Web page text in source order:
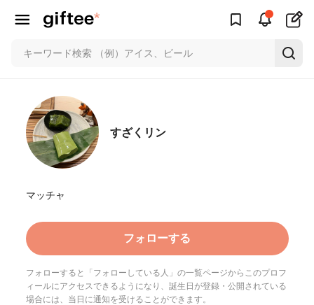
すざくリン
マッチャ
フォローする
フォローすると「フォローしている人」の一覧ページからこのプロフ
ィールにアクセスできるようになり、誕生日が登録・公開されている
場合には、当日に通知を受けることができます。